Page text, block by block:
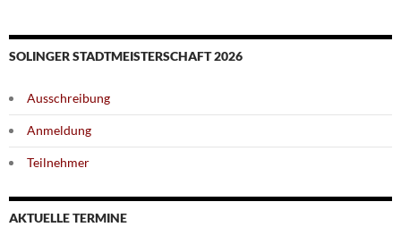
SOLINGER STADTMEISTERSCHAFT 2026
Ausschreibung
Anmeldung
Teilnehmer
AKTUELLE TERMINE